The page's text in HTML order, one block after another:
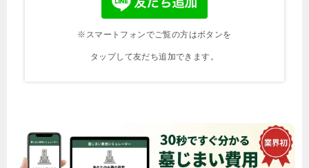
※スマートフォンでご覧の方はボタンを
タップして友だち追加できます。